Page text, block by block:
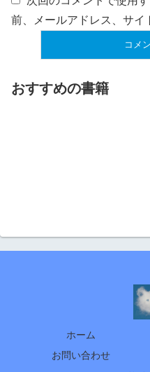
前、メールアドレス、サイ
おすすめの書籍
ホーム
お問い合わせ